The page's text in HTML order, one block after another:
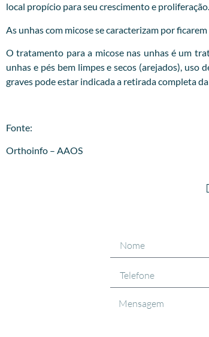
local propício para seu crescimento e proliferação.
As unhas com micose se caracterizam por
O tratamento para a micose nas unhas é um
unhas e pés bem limpes e secos (arejados),
graves pode estar indicada a retirada completa
Fonte:
Orthoinfo – AAOS